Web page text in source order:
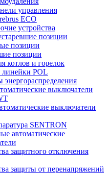
управления
ECO
устройства
позиции
позиции
позиции
котлов и горелок
линейки POL
выключатели
выключатели
SENTRON
автоматические
защитного отключения
защиты от перенапряжений